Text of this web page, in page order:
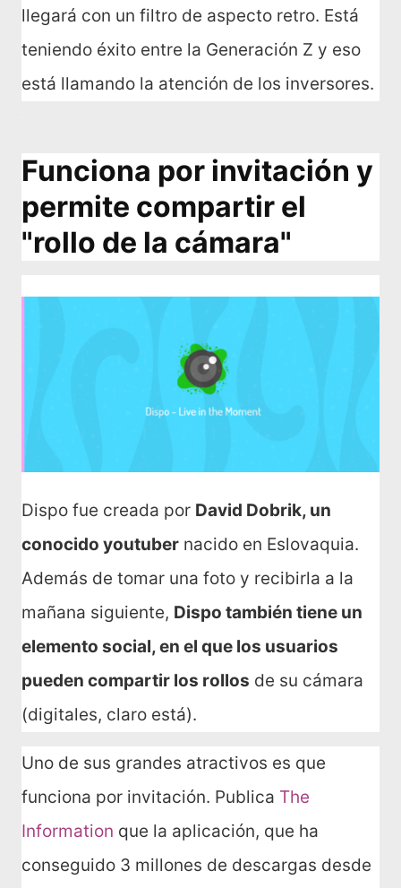
llegará con un filtro de aspecto retro. Está
teniendo éxito entre la Generación Z y eso
está llamando la atención de los inversores.
Funciona por invitación y
permite compartir el
"rollo de la cámara"
Dispo fue creada por David Dobrik, un
conocido youtuber nacido en Eslovaquia.
Además de tomar una foto y recibirla a la
mañana siguiente, Dispo también tiene un
elemento social, en el que los usuarios
pueden compartir los rollos de su cámara
(digitales, claro está).
Uno de sus grandes atractivos es que
funciona por invitación. Publica The
Information que la aplicación, que ha
conseguido 3 millones de descargas desde